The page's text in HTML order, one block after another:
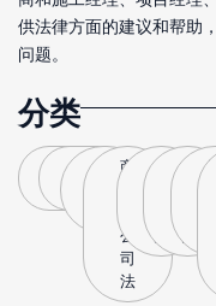
供法律方面的建议和帮助
问题。
分类
全
部
刑
法
劳
商
公
司
法
生
卖
生
伙
国